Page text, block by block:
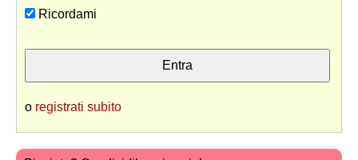
Ricordami
o registrati subito